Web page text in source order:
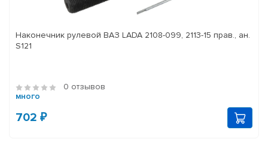
Наконечник рулевой ВАЗ LADA 2108-099, 2113-15 прав., ан.
S121
0 отзывов
много
702 ₽